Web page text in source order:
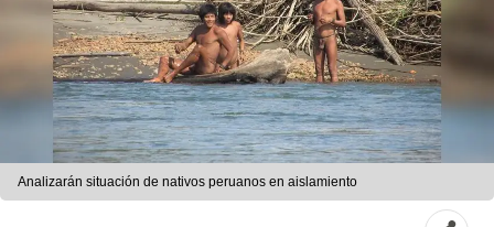
Analizarán situación de nativos peruanos en aislamiento